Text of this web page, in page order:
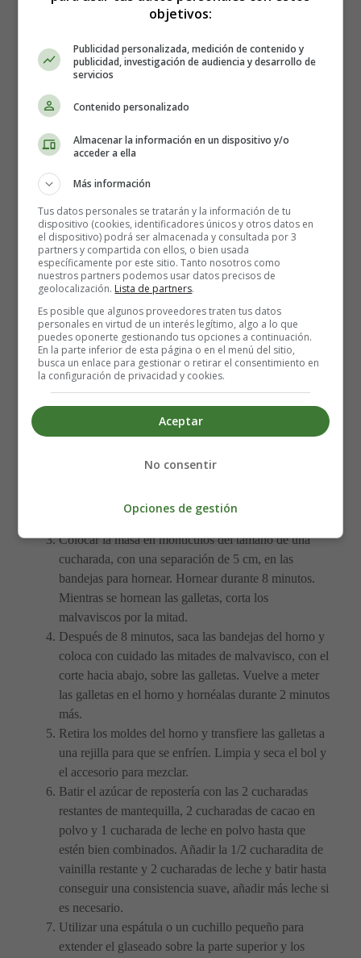
ambiente, divididas
1 huevo grande, a temperatura ambiente
6 - 7 cucharadas de leche entera, divididas
1 taza de harina
8 cucharadas de cacao en polvo sin azúcar, divididas
1/2 cucharadita de bicarbonato de sodio
1/4 cucharadita de sal kosher
12 - 15 malvaviscos de tamaño normal
1 taza de azúcar de repostería
Azúcar en polvo (opcional)
Elaboración de las galletas de
chocolate rellenas de malvaviscos:
Precalentar el horno a 190 grados; forrar 2 bandejas
para hornear con papel pergamino.
En el bol de una batidora, batir 4 cucharadas de
mantequilla con el azúcar granulado hasta que esté
huevo, 4 cucharadas de leche y 1/2 cucharadita de
de cacao en polvo, el bicarbonato, 1 cucharada de
Colocar la masa en montículos del tamaño de una
cucharada, con una separación de 5 cm, en las
bandejas para hornear. Hornear durante 8 minutos.
Mientras se hornean las galletas, corta los
malvaviscos por la mitad.
Después de 8 minutos, saca las bandejas del horno y
coloca con cuidado las mitades de malvavisco, con el
corte hacia abajo, sobre las galletas. Vuelve a meter
las galletas en el horno y hornéalas durante 2 minutos
más.
Retira los moldes del horno y transfiere las galletas a
una rejilla para que se enfríen. Limpia y seca el bol y
el accesorio para mezclar.
Batir el azúcar de repostería con las 2 cucharadas
restantes de mantequilla, 2 cucharadas de cacao en
polvo y 1 cucharada de leche en polvo hasta que
estén bien combinados. Añadir la 1/2 cucharadita de
vainilla restante y 2 cucharadas de leche y batir hasta
conseguir una consistencia suave, añadir más leche si
es necesario.
Utilizar una espátula o un cuchillo pequeño para
extender el glaseado sobre la parte superior y los
objetivos:
Publicidad personalizada, medición de contenido y
publicidad, investigación de audiencia y desarrollo de
servicios
Contenido personalizado
Almacenar la información en un dispositivo y/o
acceder a ella
Más información
Tus datos personales se tratarán y la información de tu
dispositivo (cookies, identificadores únicos y otros datos en
el dispositivo) podrá ser almacenada y consultada por 3
partners y compartida con ellos, o bien usada
específicamente por este sitio. Tanto nosotros como
nuestros partners podemos usar datos precisos de
geolocalización. Lista de partners.
Es posible que algunos proveedores traten tus datos
personales en virtud de un interés legítimo, algo a lo que
puedes oponerte gestionando tus opciones a continuación.
En la parte inferior de esta página o en el menú del sitio,
busca un enlace para gestionar o retirar el consentimiento en
la configuración de privacidad y cookies.
Aceptar
No consentir
Opciones de gestión